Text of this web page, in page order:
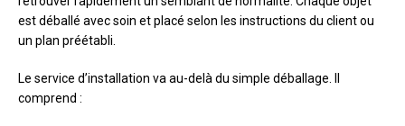
est déballé avec soin et placé selon les instructions du client ou
un plan préétabli.
Le service d’installation va au-delà du simple déballage. Il
comprend :